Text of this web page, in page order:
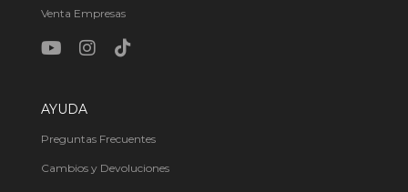
Venta Empresas
AYUDA
Preguntas Frecuentes
Cambios y Devoluciones